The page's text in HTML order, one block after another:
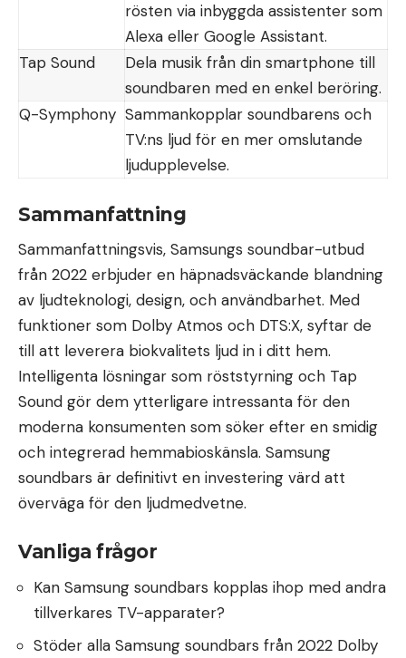
rösten via inbyggda assistenter som
Alexa eller Google Assistant.
Tap Sound
Dela musik från din smartphone till
soundbaren med en enkel beröring.
Q-Symphony Sammankopplar soundbarens och
TV:ns ljud för en mer omslutande
ljudupplevelse.
Sammanfattning
Sammanfattningsvis, Samsungs soundbar-utbud
från 2022 erbjuder en häpnadsväckande blandning
av ljudteknologi, design, och användbarhet. Med
funktioner som Dolby Atmos och DTS:X, syftar de
till att leverera biokvalitets ljud in i ditt hem.
Intelligenta lösningar som röststyrning och Tap
Sound gör dem ytterligare intressanta för den
moderna konsumenten som söker efter en smidig
och integrerad hemmabioskänsla. Samsung
soundbars är definitivt en investering värd att
överväga för den ljudmedvetne.
Vanliga frågor
Kan Samsung soundbars kopplas ihop med andra
tillverkares TV-apparater?
Stöder alla Samsung soundbars från 2022 Dolby